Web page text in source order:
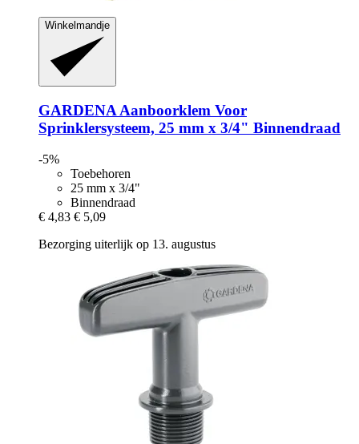
Winkelmandje
GARDENA Aanboorklem Voor
Sprinklersysteem, 25 mm x 3/4" Binnendraad
-5%
Toebehoren
25 mm x 3/4"
Binnendraad
€ 4,83 € 5,09
Bezorging uiterlijk op 13. augustus